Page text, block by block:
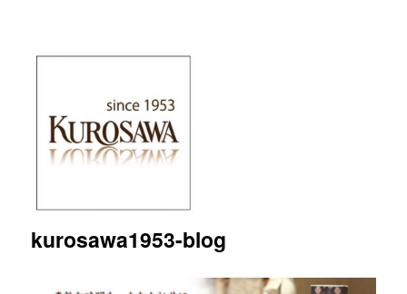
kurosawa1953-blog